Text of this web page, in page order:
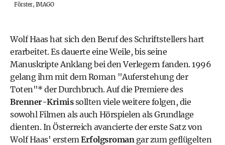
Förster, IMAGO
Wolf Haas hat sich den Beruf des Schriftstellers hart
erarbeitet. Es dauerte eine Weile, bis seine
Manuskripte Anklang bei den Verlegern fanden. 1996
gelang ihm mit dem Roman "Auferstehung der
Toten "* der Durchbruch. Auf die Premiere des
Brenner-Krimissollten viele weitere folgen, die
sowohl Filmen als auch Hörspielen als Grundlage
dienten. In Österreich avancierte der erste Satz von
Wolf Haas' erstem Erfolgsroman gar zum geflügelten